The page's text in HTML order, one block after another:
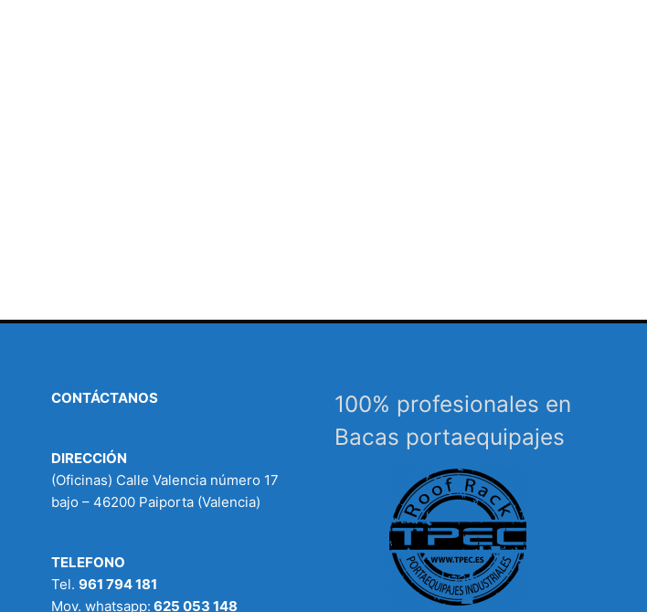
CONTÁCTANOS
DIRECCIÓN
(Oficinas) Calle Valencia número 17
bajo – 46200 Paiporta (Valencia)
TELEFONO
Tel. 961 794 181
Mov. whatsapp: 625 053 148
100% profesionales en
Bacas portaequipajes